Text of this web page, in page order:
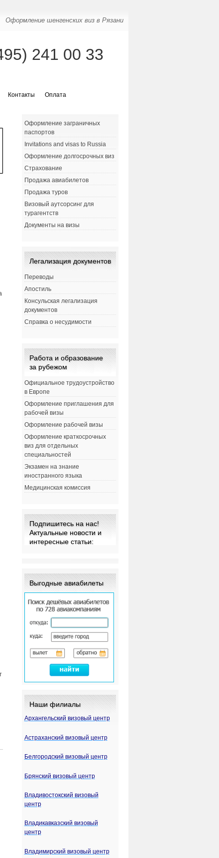
Оформление шенгенских виз в Рязани
241 00 33
Контакты Оплата
Оформление заграничных
паспортов
Invitations and visas to Russia
Оформление долгосрочных виз
Страхование
Продажа авиабилетов
Продажа туров
Визовый аутсорсинг для
турагентств
Документы на визы
Легализация документов
Переводы
Апостиль
Консульская легализация
документов
Справка о несудимости
Работа и образование
за рубежом
Официальное трудоустройство
в Европе
Оформление приглашения для
рабочей визы
Оформление рабочей визы
Оформление краткосрочных
виз для отдельных
специальностей
Экзамен на знание
иностранного языка
Медицинская комиссия
Подпишитесь на нас!
Актуальные новости и
интересные статьи:
Выгодные авиабилеты
Наши филиалы
Архангельский визовый центр
Астраханский визовый центр
Белгородский визовый центр
Брянский визовый центр
Владивостокский визовый
центр
Владикавказский визовый
центр
Владимирский визовый центр